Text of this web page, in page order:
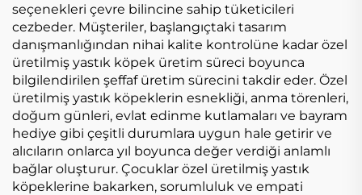
seçenekleri çevre bilincine sahip tüketicileri
cezbeder. Müşteriler, başlangıçtaki tasarım
danışmanlığından nihai kalite kontrolüne kadar özel
üretilmiş yastık köpek üretim süreci boyunca
bilgilendirilen şeffaf üretim sürecini takdir eder. Özel
üretilmiş yastık köpeklerin esnekliği, anma törenleri,
doğum günleri, evlat edinme kutlamaları ve bayram
hediye gibi çeşitli durumlara uygun hale getirir ve
alıcıların onlarca yıl boyunca değer verdiği anlamlı
bağlar oluşturur. Çocuklar özel üretilmiş yastık
köpeklerine bakarken, sorumluluk ve empati